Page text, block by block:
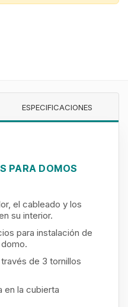
ESPECIFICACIONES
PARA DOMOS
el cableado y los
su interior.
para instalación de
de 3 tornillos
en la cubierta